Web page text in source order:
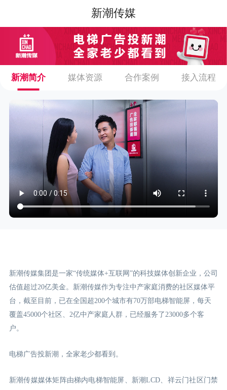
新潮传媒
新潮简介 媒体资源 合作案例 接入流程
新潮传媒集团是一家“传统媒体+互联网”的科技媒体创新企业，公司
估值超过20亿美金。新潮传媒作为专注中产家庭消费的社区媒体平
台，截至目前，已在全国超200个城市有70万部电梯智能屏，每天
覆盖45000个社区、2亿中产家庭人群，已经服务了23000多个客
户。
电梯广告投新潮，全家老少都看到。
新潮传媒媒体矩阵由梯内电梯智能屏、新潮LCD、祥云门社区门禁